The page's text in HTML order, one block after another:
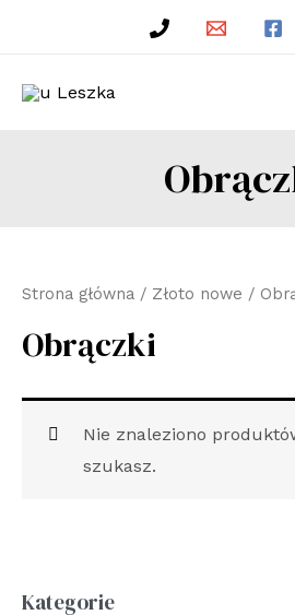
Kategorie
Strona główna / Złoto nowe /
Obrączki
Nie znaleziono
szukasz.